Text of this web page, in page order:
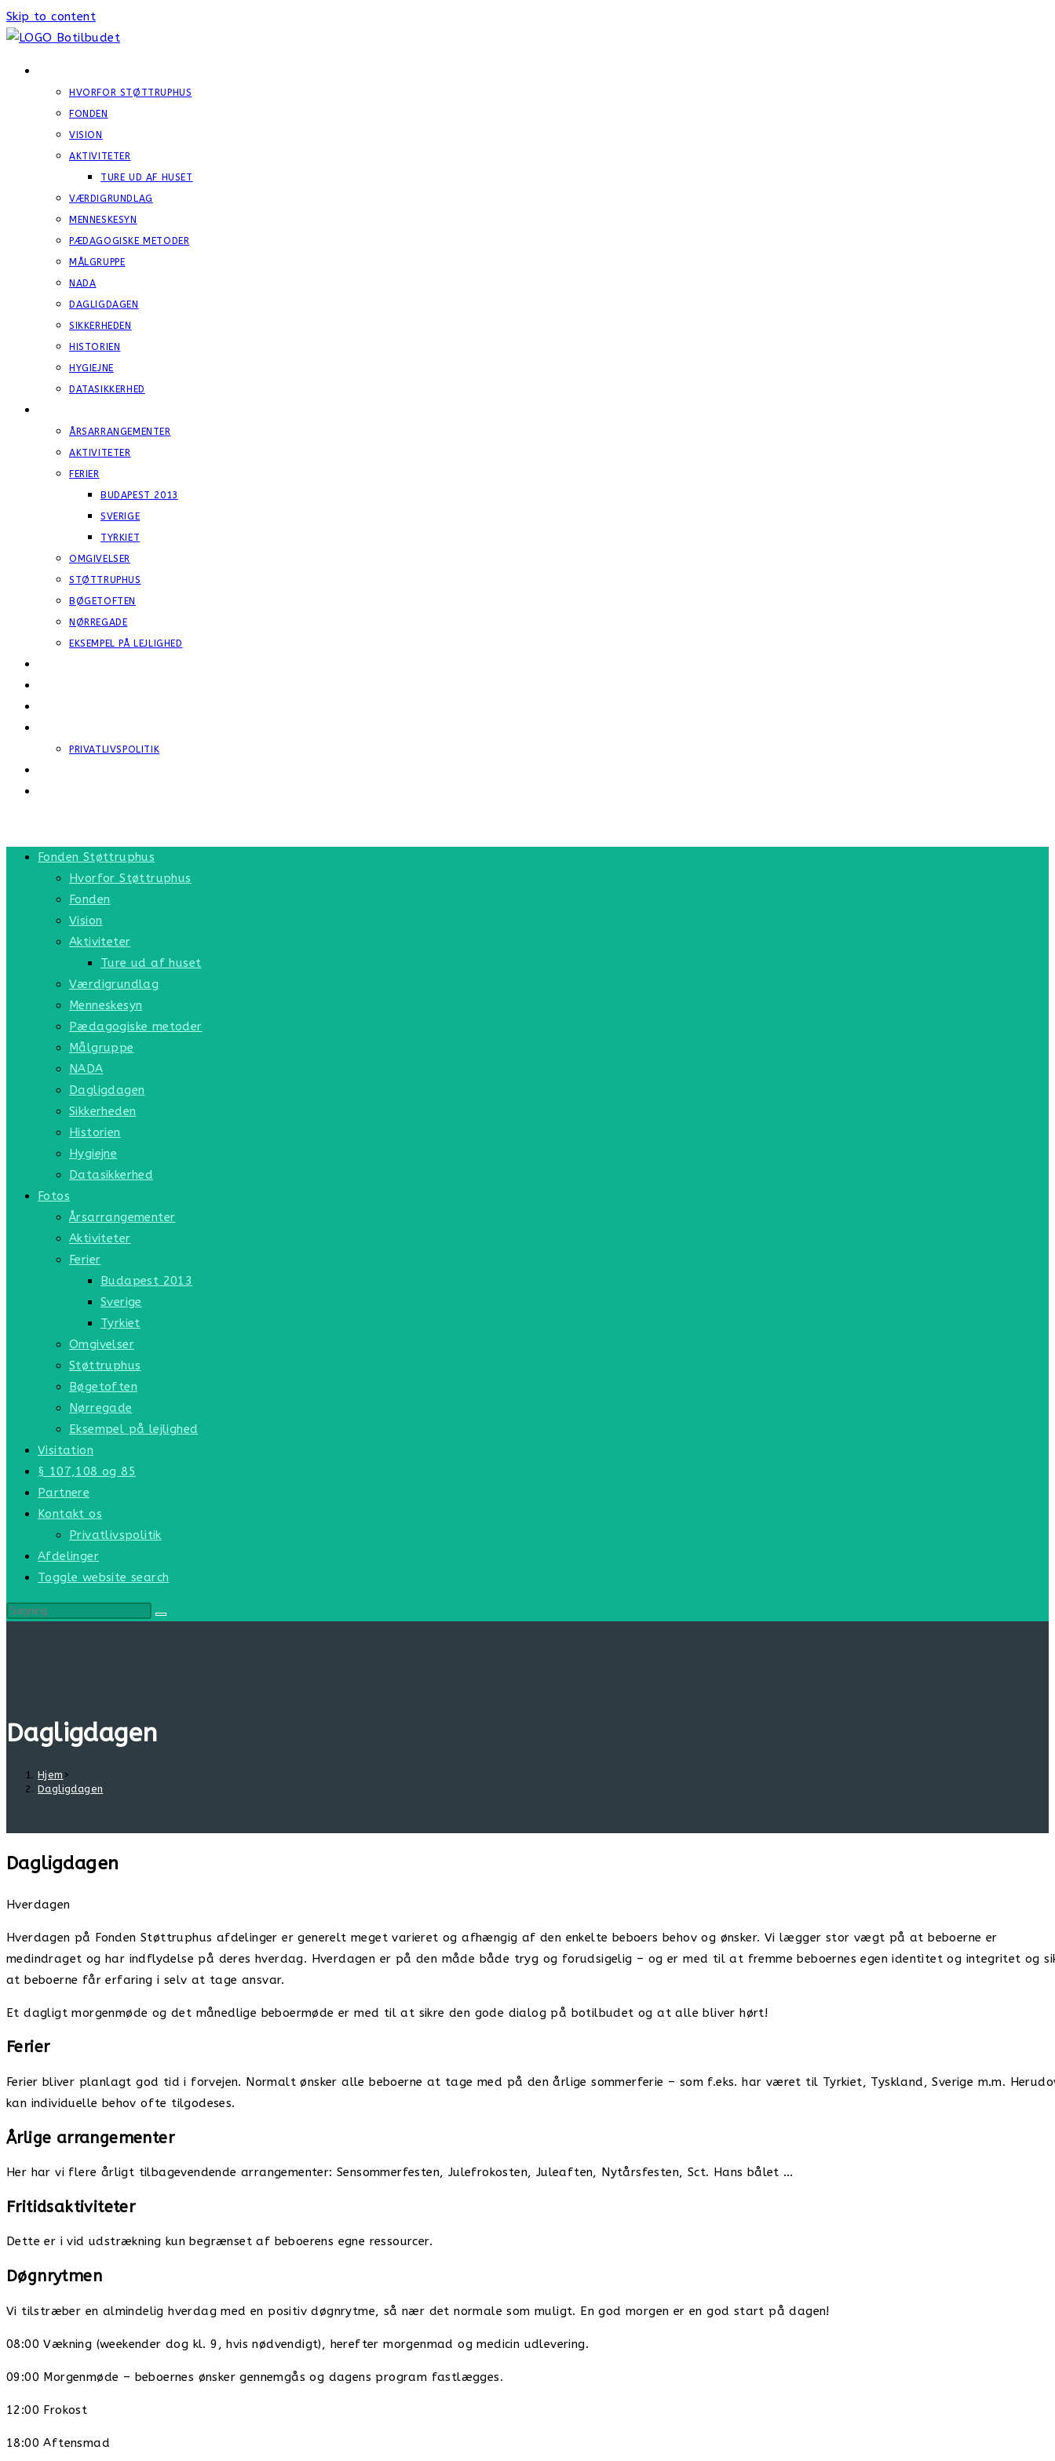
Skip to content
HVORFOR ​STØTTRUPHUS
FONDEN
VISION
AKTIVITETER
TURE UD AF HUSET
VÆRDIGRUNDLAG
MENNESKESYN
PÆDAGOGISKE METODER
MÅLGRUPPE
NADA
DAGLIGDAGEN
SIKKERHEDEN
HISTORIEN
HYGIEJNE
DATASIKKERHED
ÅRSARRANGEMENTER
AKTIVITETER
FERIER
BUDAPEST 2013
SVERIGE
TYRKIET
OMGIVELSER
STØTTRUPHUS
BØGETOFTEN
NØRREGADE
EKSEMPEL PÅ LEJLIGHED
PRIVATLIVSPOLITIK
Fonden Støttruphus
Hvorfor ​Støttruphus
Fonden
Vision
Aktiviteter
Ture ud af huset
Værdigrundlag
Menneskesyn
Pædagogiske metoder
Målgruppe
NADA
Dagligdagen
Sikkerheden
Historien
Hygiejne
Datasikkerhed
Fotos
Årsarrangementer
Aktiviteter
Ferier
Budapest 2013
Sverige
Tyrkiet
Omgivelser
Støttruphus
Bøgetoften
Nørregade
Eksempel på lejlighed
Visitation
§ 107,108 og 85
Partnere
Kontakt os
Privatlivspolitik
Afdelinger
Toggle website search
Dagligdagen
Hjem >
Dagligdagen
Dagligdagen
Hverdagen
Hverdagen på Fonden Støttruphus afdelinger er generelt meget varieret og afhængig af den enkelte beboers behov og ønsker. Vi lægger stor vægt på at beboerne er
medindraget og har indflydelse på deres hverdag. Hverdagen er på den måde både tryg og forudsigelig – og er med til at fremme beboernes egen identitet og integritet og
at beboerne får erfaring i selv at tage ansvar.
Et dagligt morgenmøde og det månedlige beboermøde er med til at sikre den gode dialog på botilbudet og at alle bliver hørt!
Ferier
Ferier bliver planlagt god tid i forvejen. Normalt ønsker alle beboerne at tage med på den årlige sommerferie – som f.eks. har været til Tyrkiet, Tyskland, Sverige m.m.
kan individuelle behov ofte tilgodeses.
Årlige arrangementer
Her har vi flere årligt tilbagevendende arrangementer: Sensommerfesten, Julefrokosten, Juleaften, Nytårsfesten, Sct. Hans bålet …
Fritidsaktiviteter
Dette er i vid udstrækning kun begrænset af beboerens egne ressourcer.
Døgnrytmen
Vi tilstræber en almindelig hverdag med en positiv døgnrytme, så nær det normale som muligt. En god morgen er en god start på dagen!
08:00 Vækning (weekender dog kl. 9, hvis nødvendigt), herefter morgenmad og medicin udlevering.
09:00 Morgenmøde – beboernes ønsker gennemgås og dagens program fastlægges.
12:00 Frokost
18:00 Aftensmad